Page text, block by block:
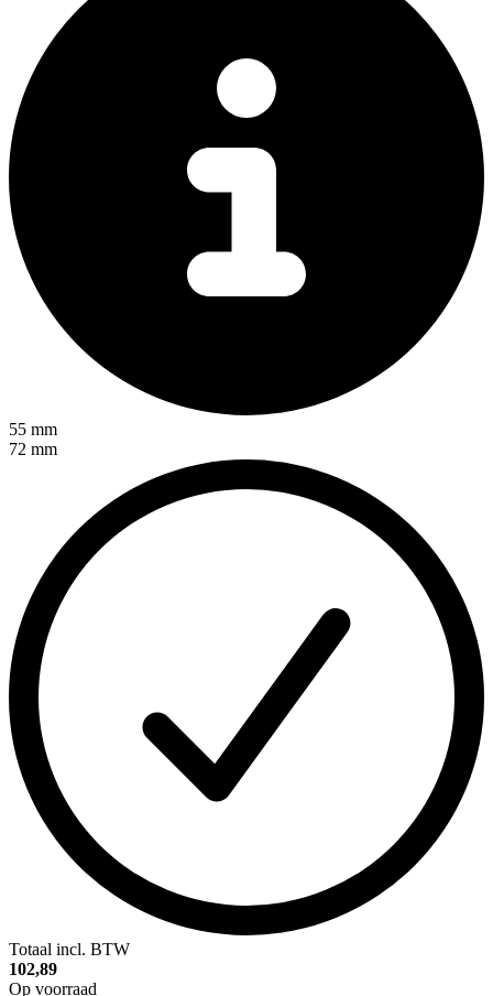
55 mm
72 mm
Totaal incl. BTW
102,89
Op voorraad